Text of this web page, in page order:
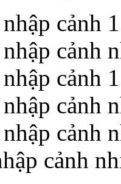
cảnh
cảnh
cảnh
cảnh
cảnh
cảnh